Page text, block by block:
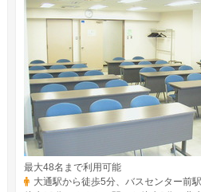
最大48名まで利用可能
大通駅から徒歩5分、バスセンター前